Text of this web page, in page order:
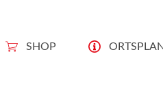
SHOP ORTSPLAN